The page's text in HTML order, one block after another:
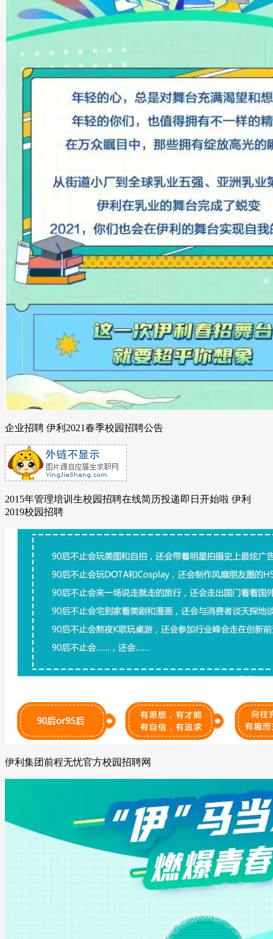
企业招聘 伊利2021春季校园招聘公告
2015年管理培训生校园招聘在线简历投递即日开始啦 伊利
2019校园招聘
伊利集团前程无忧官方校园招聘网